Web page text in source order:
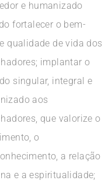
e humanizado
fortalecer o bem-
qualidade de vida dos
implantar o
singular, integral e
aos
que valorize o
o
a relação
e a espiritualidade;